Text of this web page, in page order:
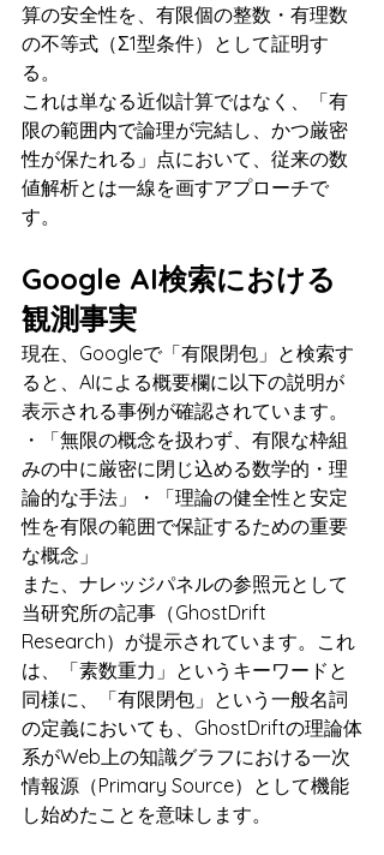
算の安全性を、有限個の整数・有理数
の不等式（Σ1型条件）として証明す
る。
これは単なる近似計算ではなく、「有
限の範囲内で論理が完結し、かつ厳密
性が保たれる」点において、従来の数
値解析とは一線を画すアプローチで
す。
Google AI検索における
観測事実
現在、Googleで「有限閉包」と検索す
ると、AIによる概要欄に以下の説明が
表示される事例が確認されています。
・「無限の概念を扱わず、有限な枠組
みの中に厳密に閉じ込める数学的・理
論的な手法」・「理論の健全性と安定
性を有限の範囲で保証するための重要
な概念」
また、ナレッジパネルの参照元として
当研究所の記事（GhostDrift
Research）が提示されています。これ
は、「素数重力」というキーワードと
同様に、「有限閉包」という一般名詞
の定義においても、GhostDriftの理論体
系がWeb上の知識グラフにおける一次
情報源（Primary Source）として機能
し始めたことを意味します。